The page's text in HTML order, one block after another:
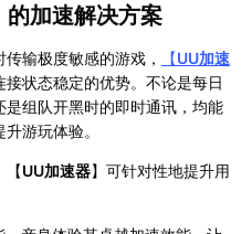
加速解决方案
输极度敏感的游戏， 【UU加速
状态稳定的优势。不论是每日
组队开黑时的即时通讯，均能
游玩体验。
【UU加速器】可针对性地提升用